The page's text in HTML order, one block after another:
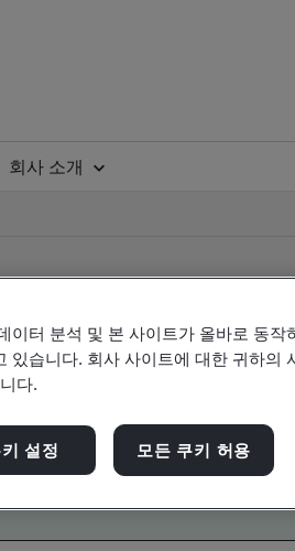
회사 소개
and Verification,
이터 분석 및 본 사이트가 올바로 동작
있습니다. 회사 사이트에 대한 귀하의
다.
설정 모든 쿠키 허용